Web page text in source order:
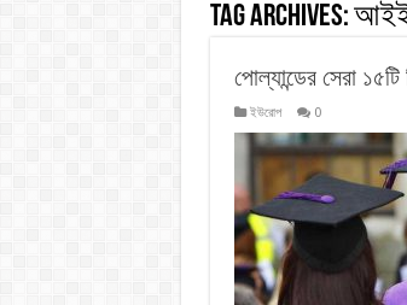
Tag Archives:
পোল্যান্ডের সেরা
ইউরোপ 0